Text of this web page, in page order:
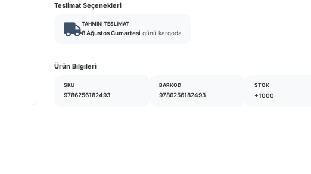
Teslimat Seçenekleri
TAHMINI TESLIMAT
8 Ağustos Cumartesi günü kargoda
Ürün Bilgileri
SKU
9786256182493
BARKOD
9786256182493
STOK
+1000